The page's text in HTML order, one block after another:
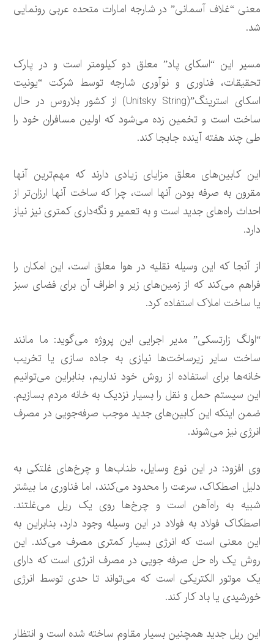
معنی “غلاف آسمانی” در شارجه امارات متحده عربی رونمایی
شد.
مسیر این “اسکای پاد” معلق دو کیلومتر است و در پارک
تحقیقات، فناوری و نوآوری شارجه توسط شرکت “یونیت
اسکای استرینگ”(Unitsky String) از کشور بلاروس در حال
ساخت است و تخمین زده می‌شود که اولین مسافران خود را
طی چند هفته آینده جابجا کند.
این کابین‌های معلق مزایای زیادی دارند که مهم‌ترین آنها
مقرون به صرفه بودن آنها است، چرا که ساخت آنها ارزان‌تر از
احداث راه‌های جدید است و به تعمیر و نگه‌داری کمتری نیز نیاز
دارد.
از آنجا که این وسیله نقلیه در هوا معلق است، این امکان را
فراهم می‌کند که از زمین‌های زیر و اطراف آن برای فضای سبز
یا ساخت املاک استفاده کرد.
“اولگ زارتسکی” مدیر اجرایی این پروژه می‌گوید: ما مانند
ساخت سایر زیرساخت‌ها نیازی به جاده سازی یا تخریب
خانه‌ها برای استفاده از روش خود نداریم، بنابراین می‌توانیم
این سیستم حمل و نقل را بسیار نزدیک به خانه مردم بسازیم.
ضمن اینکه این کابین‌های جدید موجب صرفه‌جویی در مصرف
انرژی نیز می‌شوند.
وی افزود: در این نوع وسایل، طناب‌ها و چرخ‌های غلتکی به
دلیل اصطکاک، سرعت را محدود می‌کنند، اما فناوری ما بیشتر
شبیه به راه‌آهن است و چرخ‌ها روی یک ریل می‌غلتند.
اصطکاک فولاد به فولاد در این وسیله وجود دارد، بنابراین به
این معنی است که انرژی بسیار کمتری مصرف می‌کند. این
روش یک راه حل صرفه جویی در مصرف انرژی است که دارای
یک موتور الکتریکی است که می‌تواند تا حدی توسط انرژی
خورشیدی یا باد کار کند.
این ریل جدید همچنین بسیار مقاوم ساخته شده است و انتظار